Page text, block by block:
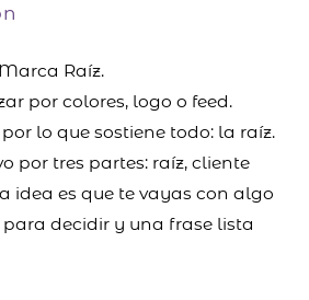
Raíz.
por colores, logo o feed.
lo que sostiene todo: la raíz.
por tres partes: raíz, cliente
idea es que te vayas con algo
decidir y una frase lista